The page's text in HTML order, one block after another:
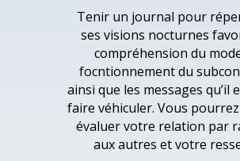
Tenir un journal pour
ses visions nocturnes
compréhension du
focntionnement du
ainsi que les messages qu’il
faire véhiculer. Vous
évaluer votre relation par
aux autres et votre